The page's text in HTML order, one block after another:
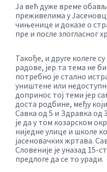
Ја већ дуже време
преживелима у
чињенице и доказе о
пре и после злогласног
Такође, и друге колеге
радове, јер та тема не
потребно је стално
уништене или
допринос тој теми јер
доста родбине, међу
Савка од 5 и Здравка од
је да у том козарском
ниједне улице и школе
јасеновачких жртава.
Словеније је уназад 15-
предлоге да се то уради.